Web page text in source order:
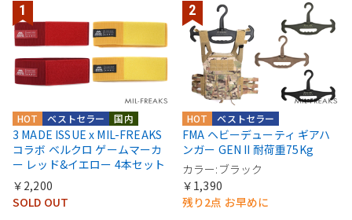
国内
ベストセラー
HOT
3 MADE ISSUE x MIL-FREAKS
コラボ ベルクロ ゲームマーカ
ー レッド&イエロー 4本セット
￥2,200
SOLD OUT
ベストセラー
HOT
FMA ヘビーデューティ ギアハ
ンガー GEN II 耐荷重75Kg
カラー:ブラック
￥1,390
残り2点 お早めに